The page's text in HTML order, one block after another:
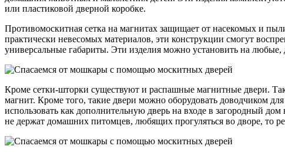
или пластиковой дверной коробке.
Противомоскитная сетка на магнитах защищает от насекомых и
практически невесомых материалов, эти конструкции смогут
универсальные габариты. Эти изделия можно установить на
Кроме сетки-шторки существуют и распашные магнитные двери.
магнит. Кроме того, такие двери можно оборудовать доводчиком
использовать как дополнительную дверь на входе в загородный
не держат домашних питомцев, любящих прогуляться во дворе, то